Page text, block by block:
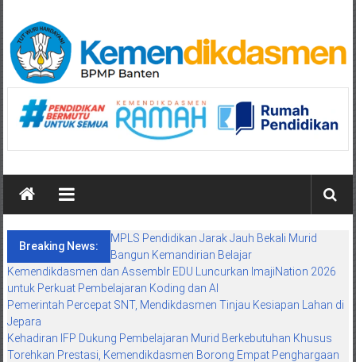
content
BPMP
Banten
Pendidikan
Maju
Breaking News:
MPLS Pendidikan Jarak Jauh Bekali Murid
Bangun Kemandirian Belajar
Kemendikdasmen dan Assemblr EDU Luncurkan ImajiNation 2026
untuk Perkuat Pembelajaran Koding dan AI
Pemerintah Percepat SNT, Mendikdasmen Tinjau Kesiapan Lahan di
Jepara
Kehadiran IFP Dukung Pembelajaran Murid Berkebutuhan Khusus
Torehkan Prestasi, Kemendikdasmen Borong Empat Penghargaan